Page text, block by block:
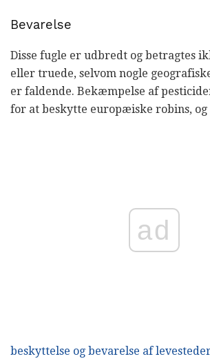
Bevarelse
Disse fugle er udbredt og betragtes
eller truede, selvom nogle
er faldende. Bekæmpelse af
for at beskytte europæiske robins, og
ad
beskyttelse og bevarelse af